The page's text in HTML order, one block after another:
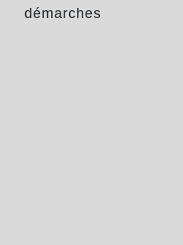
démarches